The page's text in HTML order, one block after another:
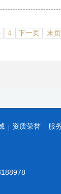
4 下一页 末页
资质荣誉 服